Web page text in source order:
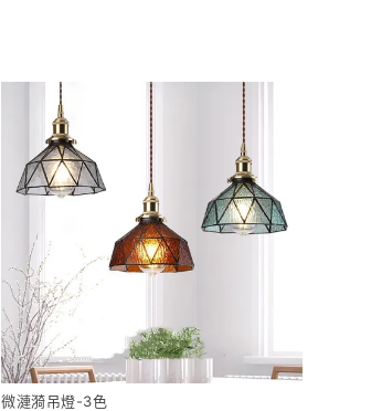
微漣漪吊燈-3色